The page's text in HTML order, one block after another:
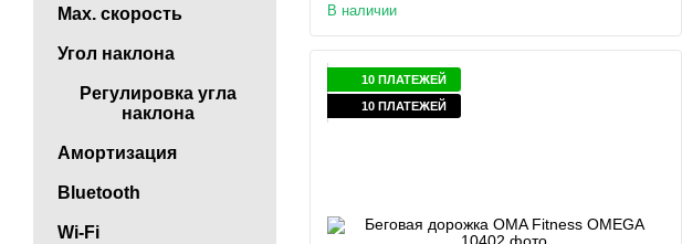
В наличии
10 ПЛАТЕЖЕЙ
10 ПЛАТЕЖЕЙ
Max. скорость
Угол наклона
Регулировка угла
наклона
Амортизация
Bluetooth
Wi-Fi